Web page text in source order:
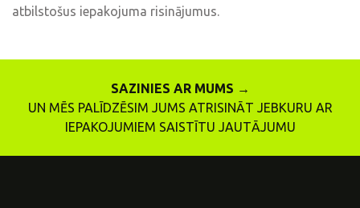
atbilstošus iepakojuma risinājumus.
SAZINIES AR MUMS →
UN MĒS PALĪDZĒSIM JUMS ATRISINĀT JEBKURU AR
IEPAKOJUMIEM SAISTĪTU JAUTĀJUMU